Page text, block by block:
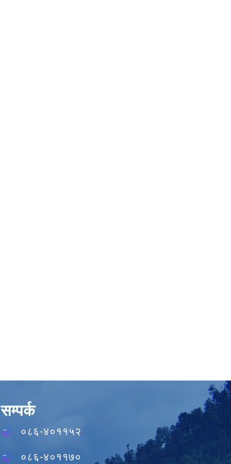
सम्पर्क
०८६-४०११५२
०८६-४०११७०